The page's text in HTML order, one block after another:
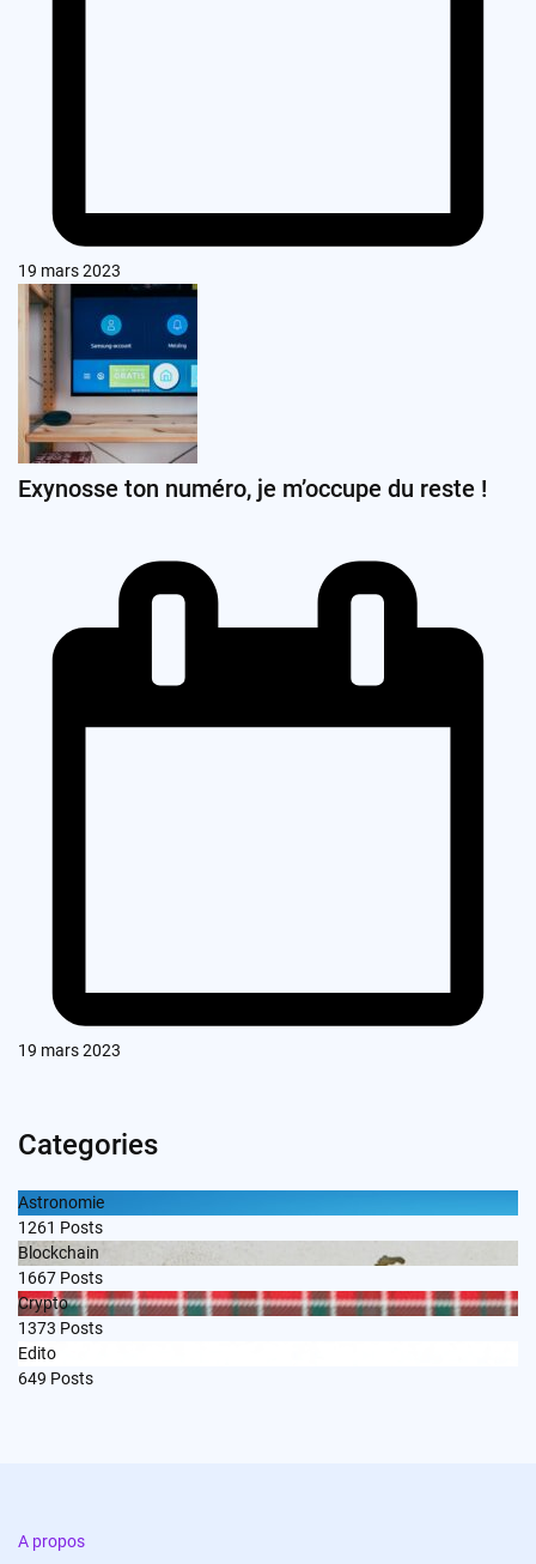
19 mars 2023
Exynosse ton numéro, je m’occupe du reste !
19 mars 2023
Categories
Astronomie
1261 Posts
Blockchain
1667 Posts
Crypto
1373 Posts
Edito
649 Posts
A propos